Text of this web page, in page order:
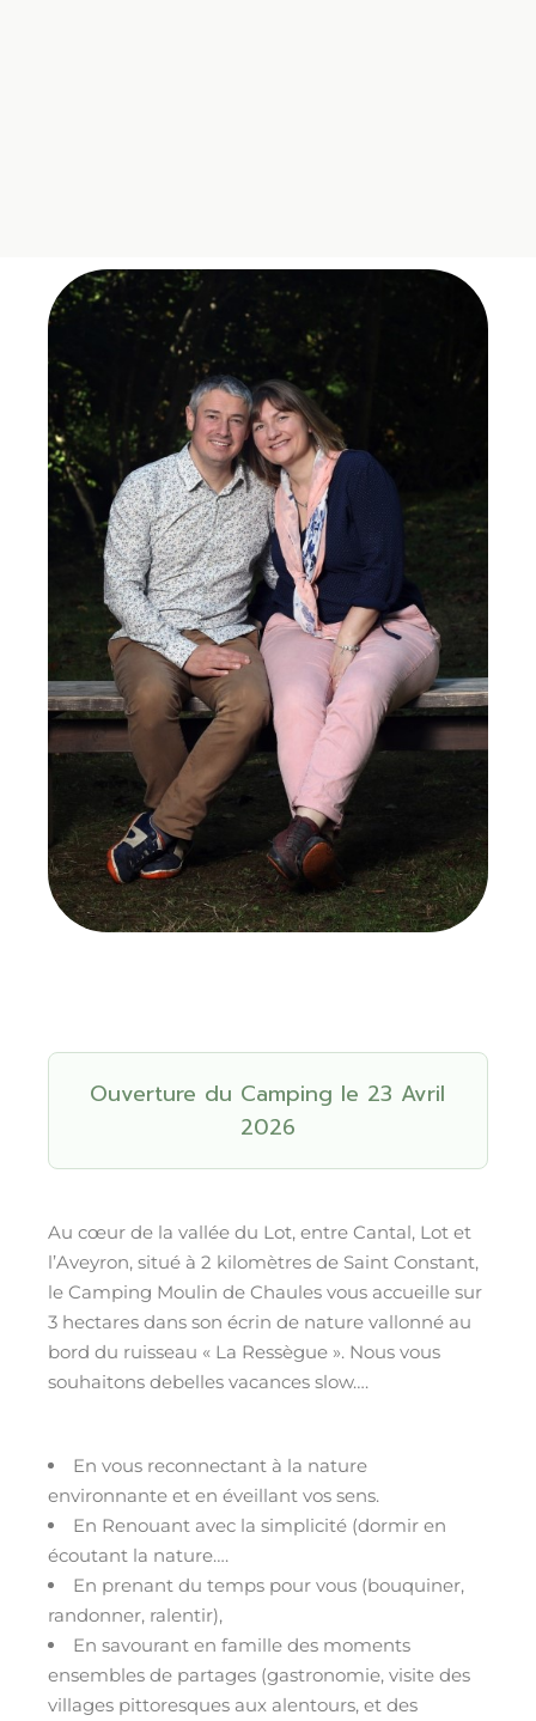
Ouverture du Camping le 23 Avril
2026
Au cœur de la vallée du Lot, entre Cantal, Lot et
l’Aveyron, situé à 2 kilomètres de Saint Constant,
le Camping Moulin de Chaules vous accueille sur
3 hectares dans son écrin de nature vallonné au
bord du ruisseau « La Ressègue ». Nous vous
souhaitons debelles vacances slow….
En vous reconnectant à la nature
environnante et en éveillant vos sens.
En Renouant avec la simplicité (dormir en
écoutant la nature….
En prenant du temps pour vous (bouquiner,
randonner, ralentir),
En savourant en famille des moments
ensembles de partages (gastronomie, visite des
villages pittoresques aux alentours, et des